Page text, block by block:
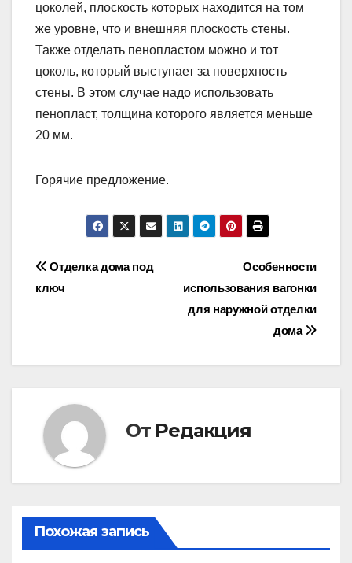
цоколей, плоскость которых находится на том
же уровне, что и внешняя плоскость стены.
Также отделать пенопластом можно и тот
цоколь, который выступает за поверхность
стены. В этом случае надо использовать
пенопласт, толщина которого является меньше
20 мм.
Горячие предложение.
Навигация
Особенности
использования вагонки
для наружной отделки
дома
Отделка дома под
ключ
От Редакция
Похожая запись